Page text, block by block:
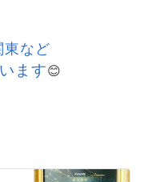
東など
ます😊